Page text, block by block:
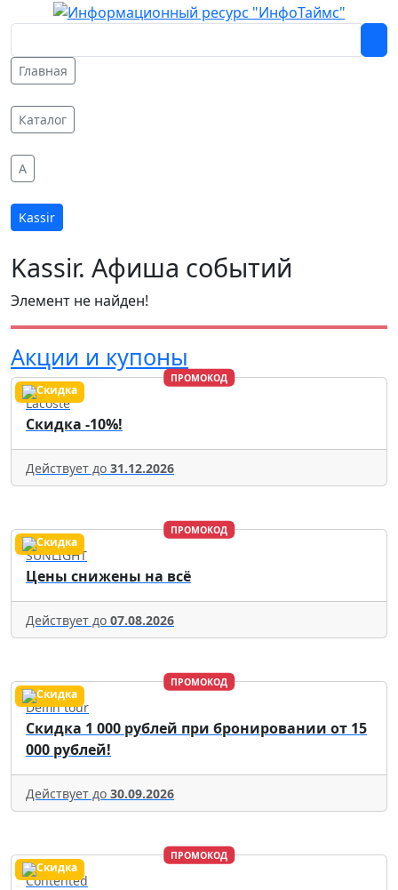
Главная
Каталог
A
Kassir
Kassir. Афиша событий
Элемент не найден!
Акции и купоны
ПРОМОКОД
Lacoste
Скидка -10%!
Действует до 31.12.2026
ПРОМОКОД
SUNLIGHT
Цены снижены на всё
Действует до 07.08.2026
ПРОМОКОД
Delfin tour
Скидка 1 000 рублей при бронировании от 15
000 рублей!
Действует до 30.09.2026
ПРОМОКОД
Contented